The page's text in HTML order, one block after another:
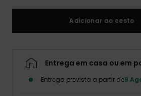
Adicionar ao cesto
Entrega em casa ou em
Entrega prevista a partir de8